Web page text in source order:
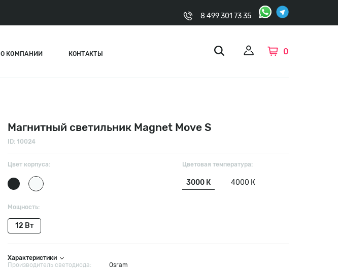
8 499 301 73 35
О КОМПАНИИ КОНТАКТЫ 0
Магнитный светильник Magnet Move S
ID: 10024
Цвет корпуса: Цветовая температура:
3000 К 4000 К
Мощность:
12 Вт
Характеристики
Производитель светодиода:
Osram